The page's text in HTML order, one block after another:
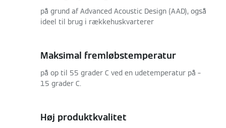
på grund af Advanced Acoustic Design (AAD), også
ideel til brug i rækkehuskvarterer
Maksimal fremløbstemperatur
på op til 55 grader C ved en udetemperatur på –
15 grader C.
Høj produktkvalitet